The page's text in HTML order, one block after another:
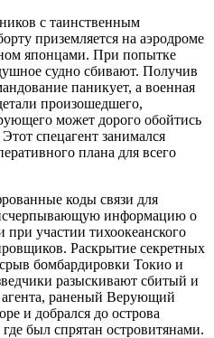
с таинственным
приземляется на аэродроме
японцами. При попытке
судно сбивают. Получив
паникует, а военная
произошедшего,
может дорого обойтись
спецагент занимался
плана для всего
коды связи для
информацию о
при участии тихоокеанского
Раскрытие секретных
бомбардировки Токио и
разыскивают сбитый и
раненый Верующий
и добрался до острова
был спрятан островитянами.